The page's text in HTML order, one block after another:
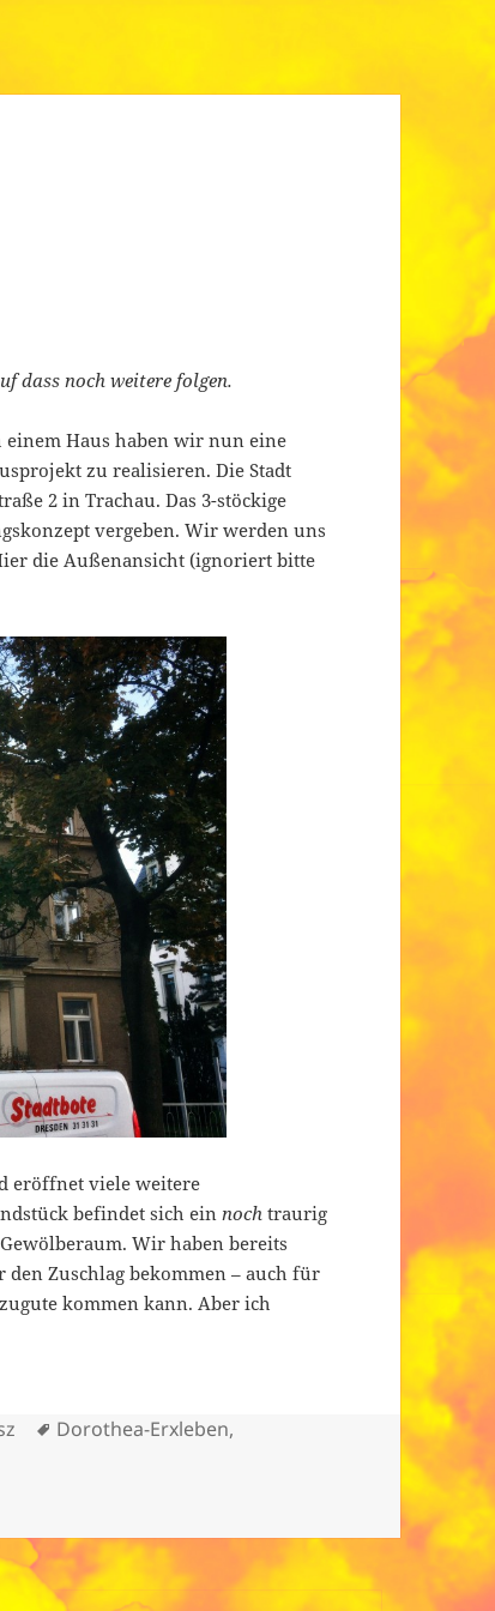
dass noch weitere folgen.
Haus haben wir nun eine
zu realisieren. Die Stadt
2 in Trachau. Das 3-stöckige
vergeben. Wir werden uns
die Außenansicht (ignoriert bitte
eröffnet viele weitere
befindet sich ein noch traurig
Wir haben bereits
Zuschlag bekommen – auch für
kommen kann. Aber ich
Schlagwörter
Dorothea-Erxleben,